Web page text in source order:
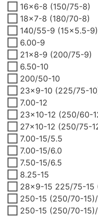
16x6-8 (150/75-8)
18x7-8 (180/70-8)
140/55-9 (15x5.5-9)
6.00-9
21x8-9 (200/75-9)
6.50-10
200/50-10
23x9-10 (225/75-
7.00-12
23x10-12 (250/60-
27x10-12 (250/75-
7.00-15/5.5
7.00-15/6.0
7.50-15/6.5
8.25-15
28x9-15 225/75-15
250-15 (250/70-15)/
250-15 (250/70-15)/